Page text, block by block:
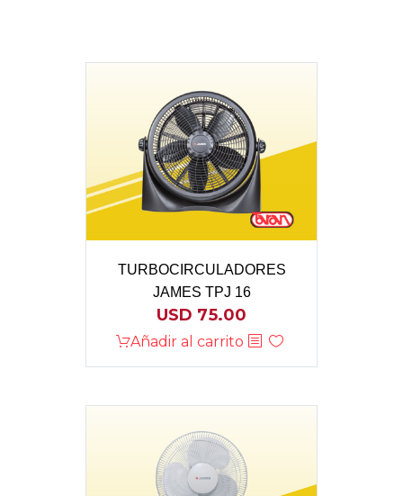
TURBOCIRCULADORES
JAMES TPJ 16
USD 75.00
Añadir al carrito